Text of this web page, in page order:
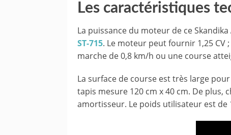
Les caractéristiques
La puissance du moteur de ce
ST-715. Le moteur peut fournir 1,25
marche de 0,8 km/h ou une course
La surface de course est très large
tapis mesure 120 cm x 40 cm. De plus,
amortisseur. Le poids utilisateur est de